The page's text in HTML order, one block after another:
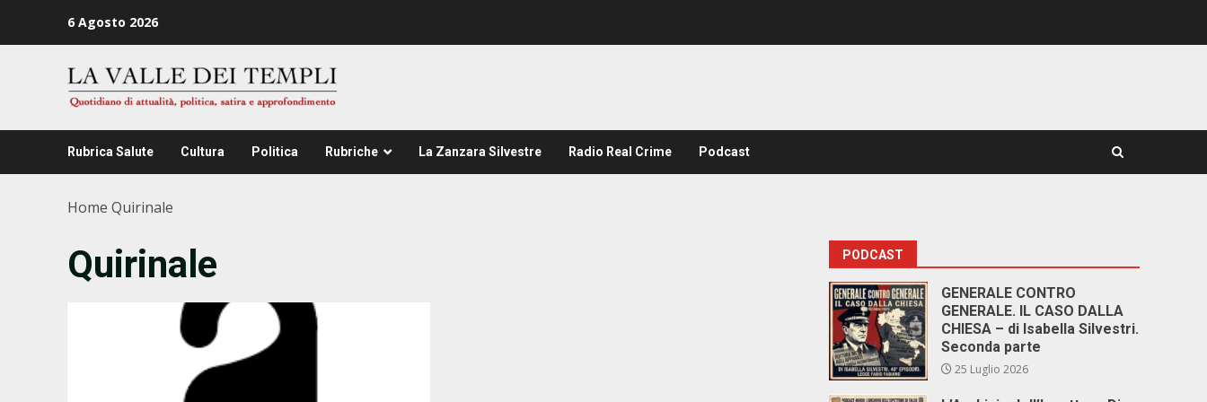
6 Agosto 2026
Rubrica Salute Cultura Politica Rubriche La Zanzara Silvestre Radio Real Crime Podcast
Home Quirinale
Quirinale PODCAST
GENERALE CONTRO
GENERALE. IL CASO DALLA
CHIESA – di Isabella Silvestri.
Seconda parte
25 Luglio 2026